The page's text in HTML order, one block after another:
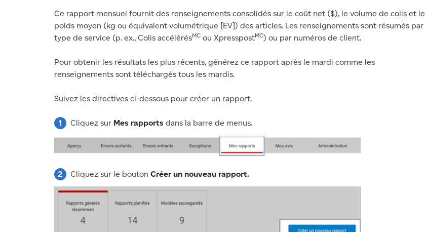
Ce rapport mensuel fournit des renseignements consolidés sur le coût net ($), le volume de colis et le
poids moyen (kg ou équivalent volumétrique [EV]) des articles. Les renseignements sont résumés par
type de service (p. ex., Colis accélérésMCou XpresspostMC) ou par numéros de client.
Pour obtenir les résultats les plus récents, générez ce rapport après le mardi comme les
renseignements sont téléchargés tous les mardis.
Suivez les directives ci-dessous pour créer un rapport.
Cliquez sur Mes rapports dans la barre de menus.
Cliquez sur le bouton Créer un nouveau rapport.